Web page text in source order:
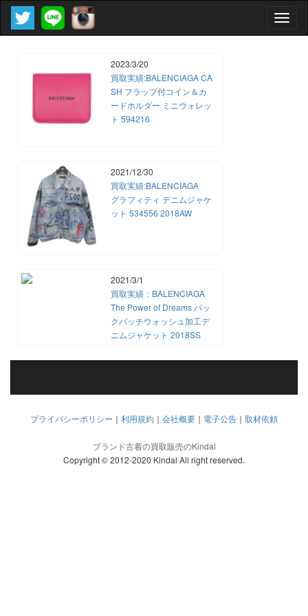
Toggle
2023/3/20
買取実績:BALENCIAGA CA
SH フラップ付コイン＆カ
ードホルダー ミニウォレッ
ト 594216
2021/12/30
買取実績:BALENCIAGA
グラフィティ デニムジャケ
ット 534556 2018AW
2021/3/1
買取実績：BALENCIAGA
The Power of Dreams バッ
クパッチウォッシュ加工デ
ニムジャケット 2018SS
プライバシーポリシー ｜ 利用規約 ｜ 会社概要 ｜ 電子公告 ｜ 取材依頼
ブランド古着の買取販売のKindal
Copyright © 2012-2020 Kindal All right reserved.